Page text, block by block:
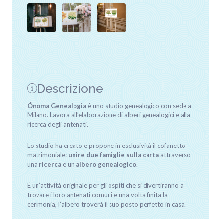
Descrizione
Ónoma Genealogia è uno studio genealogico con sede a
Milano. Lavora all’elaborazione di alberi genealogici e alla
ricerca degli antenati.
Lo studio ha creato e propone in esclusività il cofanetto
matrimoniale: unire due famiglie sulla carta attraverso
una ricercae un albero genealogico.
È un’attività originale per gli ospiti che si divertiranno a
trovare i loro antenati comuni e una volta finita la
cerimonia, l’albero troverà il suo posto perfetto in casa.